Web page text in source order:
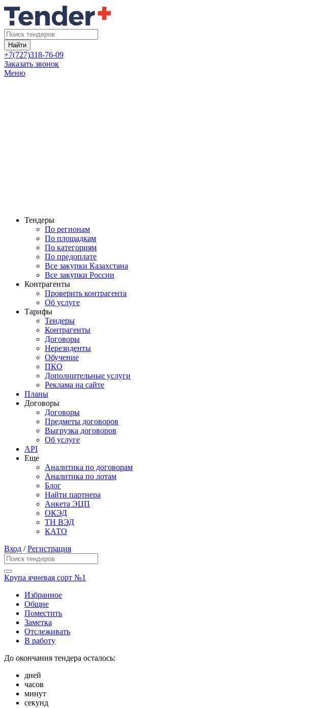
Найти
+7(727)318-76-09
Заказать звонок
Меню
Тендеры
По регионам
По площадкам
По категориям
По предоплате
Все закупки Казахстана
Все закупки России
Контрагенты
Проверить контрагента
Об услуге
Тарифы
Тендеры
Контрагенты
Договоры
Нерезиденты
Обучение
ПКО
Дополнительные услуги
Реклама на сайте
Планы
Договоры
Договоры
Предметы договоров
Выгрузка договоров
Об услуге
API
Еще
Аналитика по договорам
Аналитика по лотам
Блог
Найти партнера
Анкета ЭЦП
ОКЭД
ТН ВЭД
КАТО
Вход /Регистрация
Крупа ячневая сорт №1
Избранное
Общие
Поместить
Заметка
Отслеживать
В работу
До окончания тендера осталось:
дней
часов
минут
секунд